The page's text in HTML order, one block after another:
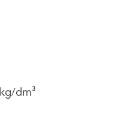
dm³